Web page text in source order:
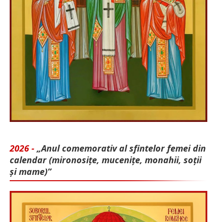
2026 - „Anul comemorativ al sfintelor femei din
calendar (mironosițe, mu­cenițe, monahii, soții
și mame)”